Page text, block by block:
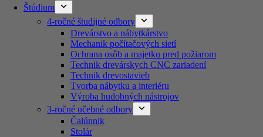
Štúdium
4-ročné študijné odbory
Drevárstvo a nábytkárstvo
Mechanik počítačových sietí
Ochrana osôb a majetku pred požiarom
Technik drevárskych CNC zariadení
Technik drevostavieb
Tvorba nábytku a interiéru
Výroba hudobných nástrojov
3-ročné učebné odbory
Čalúnnik
Stolár